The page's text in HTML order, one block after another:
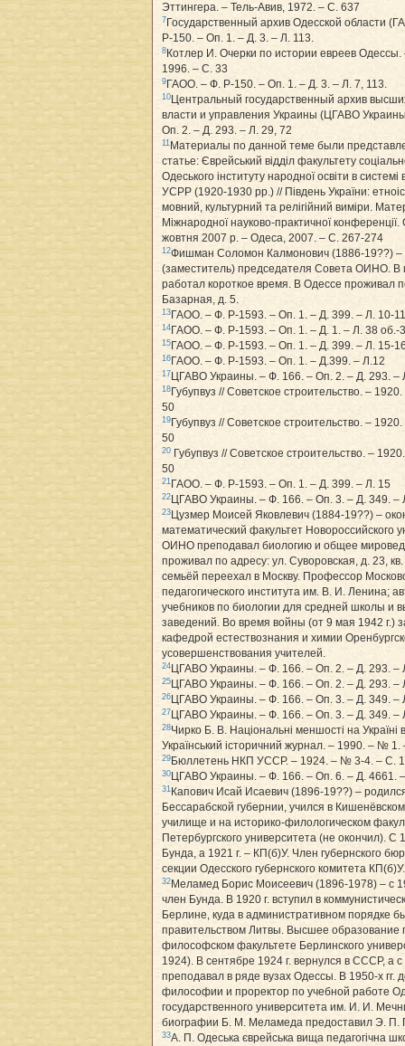
Эттингера. – Тель-Авив, 1972. – С. 637
7 Государственный архив Одесской области
Р-150. – Оп. 1. – Д. 3. – Л. 113.
8 Котлер И. Очерки по истории евреев
1996. – С. 33
9 ГАОО. – Ф. Р-150. – Оп. 1. – Д. 3. – Л. 7, 113.
10 Центральный государственный архив
власти и управления Украины (ЦГАВО
Оп. 2. – Д. 293. – Л. 29, 72
11 Материалы по данной теме были
статье: Єврейський відділ факультету
Одеського інституту народної освіти в
УСРР (1920-1930 рр.) // Південь України:
мовний, культурний та релігійний виміри.
Міжнародної науково-практичної
жовтня 2007 р. – Одеса, 2007. – С. 267-274
12Фишман Соломон Калмонович (1886-19??) –
(заместитель) председателя Совета ОИНО. В
работал короткое время. В Одессе проживал
Базарная, д. 5.
13 ГАОО. – Ф. Р-1593. – Оп. 1. – Д. 399. – Л. 10-
14 ГАОО. – Ф. Р-1593. – Оп. 1. – Д. 1. – Л. 38 об.-
15 ГАОО. – Ф. Р-1593. – Оп. 1. – Д. 399. – Л. 15-
16 ГАОО. – Ф. Р-1593. – Оп. 1. – Д.399. – Л.12
17 ЦГАВО Украины. – Ф. 166. – Оп. 2. – Д. 293. –
18 Губупвуз // Советское строительство. –
50
19 Губупвуз // Советское строительство. –
50
20 Губупвуз // Советское строительство. –
50
21 ГАОО. – Ф. Р-1593. – Оп. 1. – Д. 399. – Л. 15
22 ЦГАВО Украины. – Ф. 166. – Оп. 3. – Д. 349. –
23 Цузмер Моисей Яковлевич (1884-19??) –
математический факультет Новороссийского
ОИНО преподавал биологию и общее
проживал по адресу: ул. Суворовская, д. 23, кв.
семьёй переехал в Москву. Профессор
педагогического института им. В. И. Ленина;
учебников по биологии для средней школы и
заведений. Во время войны (от 9 мая 1942 г.)
кафедрой естествознания и химии
усовершенствования учителей.
24 ЦГАВО Украины. – Ф. 166. – Оп. 2. – Д. 293. –
25 ЦГАВО Украины. – Ф. 166. – Оп. 2. – Д. 293. –
26 ЦГАВО Украины. – Ф. 166. – Оп. 3. – Д. 349. –
27 ЦГАВО Украины. – Ф. 166. – Оп. 3. – Д. 349. –
28Чирко Б. В. Національні меншості на Україні
Український історичний журнал. – 1990. – №
29 Бюллетень НКП УССР. – 1924. – № 3-4. – С.
30 ЦГАВО Украины. – Ф. 166. – Оп. 6. – Д. 4661.
31 Капович Исай Исаевич (1896-19??) –
Бессарабской губернии, учился в
училище и на историко-филологическом
Петербургского университета (не окончил). С
Бунда, а 1921 г. – КП(б)У. Член губернского
секции Одесского губернского комитета КП(б)У.
32 Меламед Борис Моисеевич (1896-1978) – с
член Бунда. В 1920 г. вступил в
Берлине, куда в административном порядке
правительством Литвы. Высшее образование
философском факультете Берлинского
1924). В сентябре 1924 г. вернулся в СССР, а с
преподавал в ряде вузах Одессы. В 1950-х гг.
философии и проректор по учебной работе
государственного университета им. И. И.
биографии Б. М. Меламеда предоставил Э. П.
33А. П. Одеська єврейська вища педагогічна